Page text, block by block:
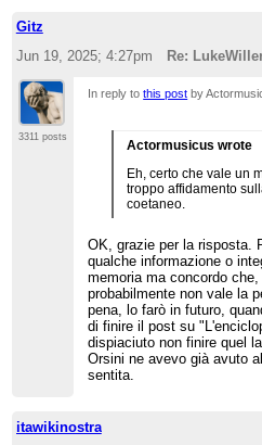
Gitz
Jun 19, 2025; 4:27pm
Re:
3311 posts
In reply tothis post by
Actormusicus wrote
Eh, certo che vale un
troppo affidamento
coetaneo.
OK, grazie per la risposta.
qualche informazione o
memoria ma concordo che,
probabilmente non vale la
pena, lo farò in futuro,
di finire il post su
dispiaciuto non finire quel
Orsini ne avevo già avuto
sentita.
itawikinostra